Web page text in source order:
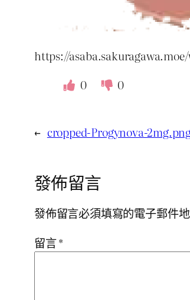
https://
0
0
← cropped-Progynova-
發佈留言
發佈留言必須填寫的電子郵件
留言*